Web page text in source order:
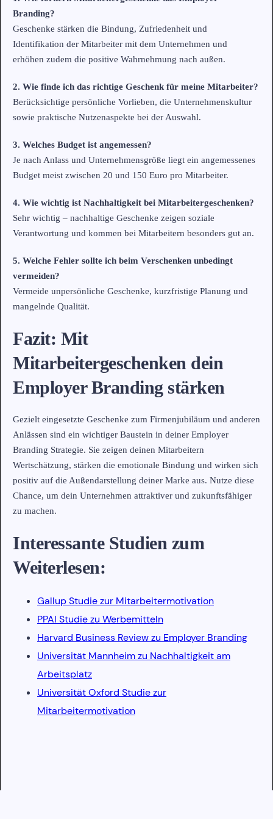
Branding?
Geschenke stärken die Bindung, Zufriedenheit und
Identifikation der Mitarbeiter mit dem Unternehmen und
erhöhen zudem die positive Wahrnehmung nach außen.
2. Wie finde ich das richtige Geschenk für meine Mitarbeiter?
Berücksichtige persönliche Vorlieben, die Unternehmenskultur
sowie praktische Nutzenaspekte bei der Auswahl.
3. Welches Budget ist angemessen?
Je nach Anlass und Unternehmensgröße liegt ein angemessenes
Budget meist zwischen 20 und 150 Euro pro Mitarbeiter.
4. Wie wichtig ist Nachhaltigkeit bei Mitarbeitergeschenken?
Sehr wichtig – nachhaltige Geschenke zeigen soziale
Verantwortung und kommen bei Mitarbeitern besonders gut an.
5. Welche Fehler sollte ich beim Verschenken unbedingt
vermeiden?
Vermeide unpersönliche Geschenke, kurzfristige Planung und
mangelnde Qualität.
Fazit: Mit
Mitarbeitergeschenken dein
Employer Branding stärken
Gezielt eingesetzte Geschenke zum Firmenjubiläum und anderen
Anlässen sind ein wichtiger Baustein in deiner Employer
Branding Strategie. Sie zeigen deinen Mitarbeitern
Wertschätzung, stärken die emotionale Bindung und wirken sich
positiv auf die Außendarstellung deiner Marke aus. Nutze diese
Chance, um dein Unternehmen attraktiver und zukunftsfähiger
zu machen.
Interessante Studien zum
Weiterlesen:
Gallup Studie zur Mitarbeitermotivation
PPAI Studie zu Werbemitteln
Harvard Business Review zu Employer Branding
Universität Mannheim zu Nachhaltigkeit am
Arbeitsplatz
Universität Oxford Studie zur
Mitarbeitermotivation